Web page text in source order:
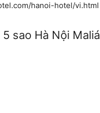
hanoi-hotel/vi.html
sao Hà Nội Maliá